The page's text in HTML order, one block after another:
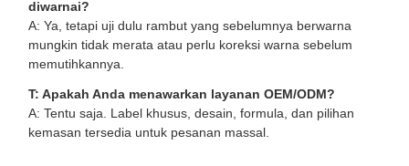
diwarnai?
A: Ya, tetapi uji dulu rambut yang sebelumnya berwarna
mungkin tidak merata atau perlu koreksi warna sebelum
memutihkannya.
T: Apakah Anda menawarkan layanan OEM/ODM?
A: Tentu saja. Label khusus, desain, formula, dan pilihan
kemasan tersedia untuk pesanan massal.